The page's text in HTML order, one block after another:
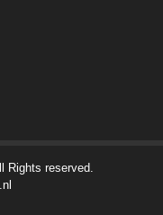
Rights reserved.